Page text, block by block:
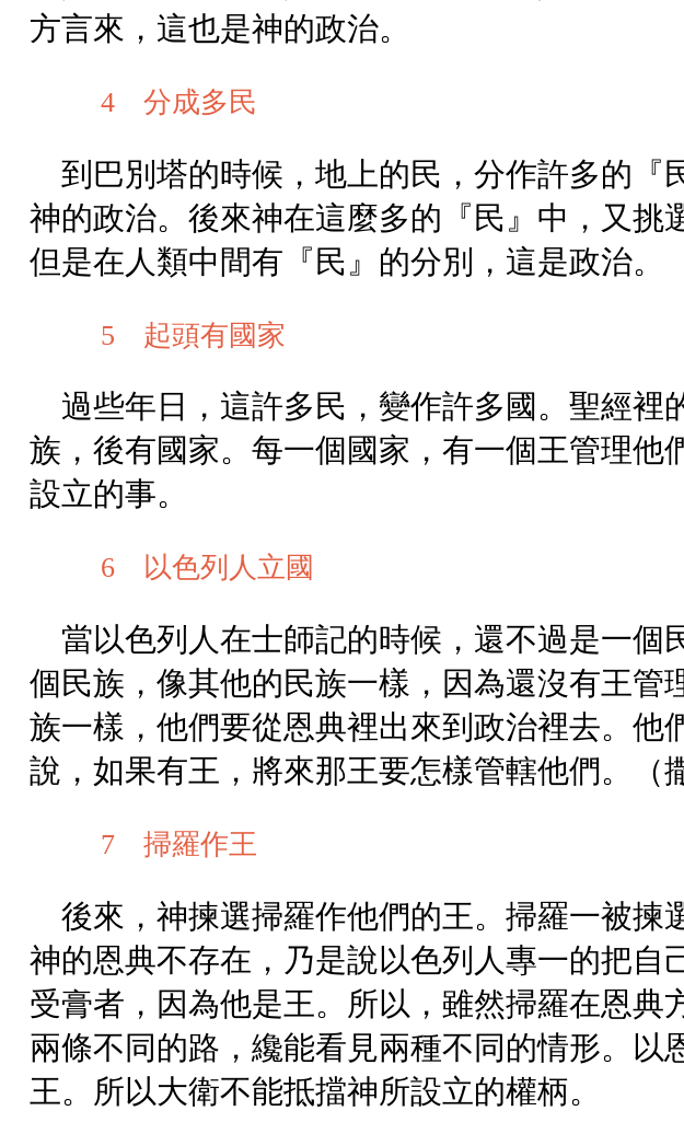
方言來，這也是神的政治。
4 分成多民
到巴別塔的時候，地上的民，分作許多的
神的政治。後來神在這麼多的『民』中，又挑
但是在人類中間有『民』的分別，這是政治。
5 起頭有國家
過些年日，這許多民，變作許多國。聖經
族，後有國家。每一個國家，有一個王管理
設立的事。
6 以色列人立國
當以色列人在士師記的時候，還不過是一
個民族，像其他的民族一樣，因為還沒有王
族一樣，他們要從恩典裡出來到政治裡去。
說，如果有王，將來那王要怎樣管轄他們。（
7 掃羅作王
後來，神揀選掃羅作他們的王。掃羅一被
神的恩典不存在，乃是說以色列人專一的把
受膏者，因為他是王。所以，雖然掃羅在恩
兩條不同的路，纔能看見兩種不同的情形。
王。所以大衛不能抵擋神所設立的權柄。